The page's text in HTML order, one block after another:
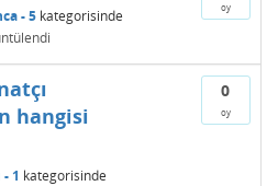
oy
- 5 kategorisinde
0
oy
hangisi
1 kategorisinde